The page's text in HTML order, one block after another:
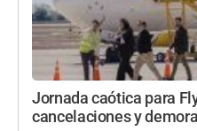
Jornada caótica para
cancelaciones y